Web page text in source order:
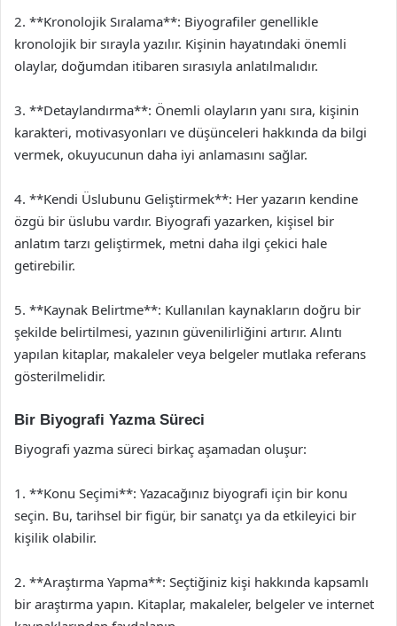
2. **Kronolojik Sıralama**: Biyografiler genellikle
kronolojik bir sırayla yazılır. Kişinin hayatındaki önemli
olaylar, doğumdan itibaren sırasıyla anlatılmalıdır.
3. **Detaylandırma**: Önemli olayların yanı sıra, kişinin
karakteri, motivasyonları ve düşünceleri hakkında da bilgi
vermek, okuyucunun daha iyi anlamasını sağlar.
4. **Kendi Üslubunu Geliştirmek**: Her yazarın kendine
özgü bir üslubu vardır. Biyografi yazarken, kişisel bir
anlatım tarzı geliştirmek, metni daha ilgi çekici hale
getirebilir.
5. **Kaynak Belirtme**: Kullanılan kaynakların doğru bir
şekilde belirtilmesi, yazının güvenilirliğini artırır. Alıntı
yapılan kitaplar, makaleler veya belgeler mutlaka referans
gösterilmelidir.
Bir Biyografi Yazma Süreci
Biyografi yazma süreci birkaç aşamadan oluşur:
1. **Konu Seçimi**: Yazacağınız biyografi için bir konu
seçin. Bu, tarihsel bir figür, bir sanatçı ya da etkileyici bir
kişilik olabilir.
2. **Araştırma Yapma**: Seçtiğiniz kişi hakkında kapsamlı
bir araştırma yapın. Kitaplar, makaleler, belgeler ve internet